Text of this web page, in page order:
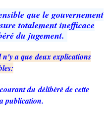
que le gouvernement
totalement inefficace
du jugement.
n'y a que deux explications
du délibéré de cette
publication.